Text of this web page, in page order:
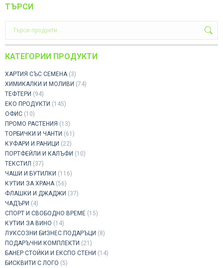
ТЪРСИ
КАТЕГОРИИ ПРОДУКТИ
ХАРТИЯ СЪС СЕМЕНА (3)
ХИМИКАЛКИ И МОЛИВИ (74)
ТЕФТЕРИ (94)
ЕКО ПРОДУКТИ (145)
ОФИС (10)
ПРОМО РАСТЕНИЯ (13)
ТОРБИЧКИ И ЧАНТИ (61)
КУФАРИ И РАНИЦИ (22)
ПОРТФЕЙЛИ И КАЛЪФИ (10)
ТЕКСТИЛ (37)
ЧАШИ И БУТИЛКИ (116)
КУТИИ ЗА ХРАНА (56)
ФЛАШКИ И ДЖАДЖИ (37)
ЧАДЪРИ (4)
СПОРТ И СВОБОДНО ВРЕМЕ (15)
КУТИИ ЗА ВИНО (14)
ЛУКСОЗНИ БИЗНЕС ПОДАРЪЦИ (8)
ПОДАРЪЧНИ КОМПЛЕКТИ (21)
БАНЕР СТОЙКИ И ЕКСПО СТЕНИ (14)
БИСКВИТИ С ЛОГО (5)